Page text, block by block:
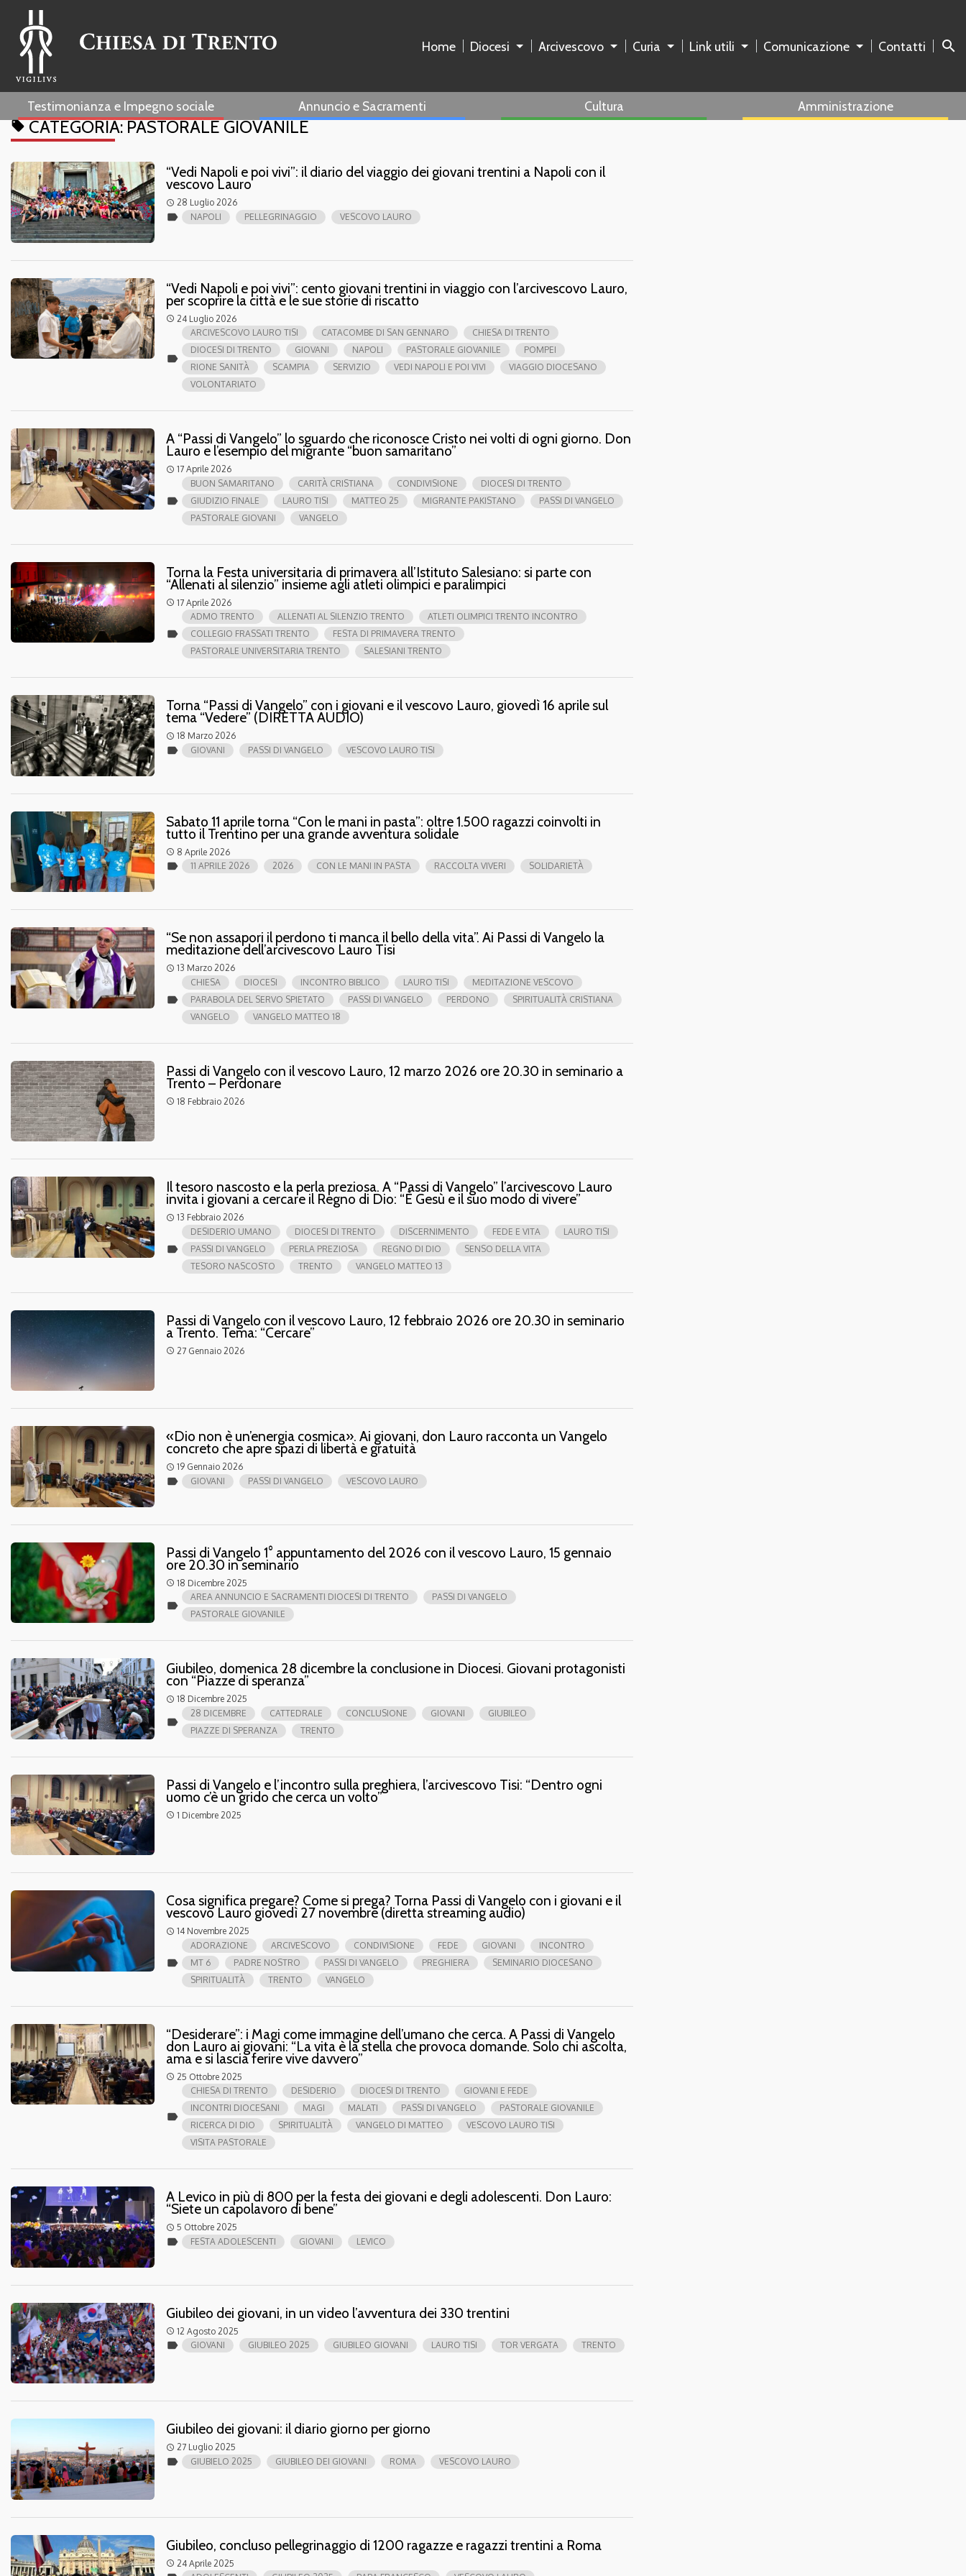
Home Diocesi Arcivescovo Curia Link utili Comunicazione Contatti search
Testimonianza e Impegno sociale Annuncio e Sacramenti Cultura Amministrazione
local_offerCATEGORIA:PASTORALE GIOVANILE
“Vedi Napoli e poi vivi”: il diario del viaggio dei giovani trentini a Napoli con il
vescovo Lauro
access_time 28 Luglio 2026
label NAPOLI PELLEGRINAGGIO VESCOVO LAURO
“Vedi Napoli e poi vivi”: cento giovani trentini in viaggio con l’arcivescovo Lauro,
per scoprire la città e le sue storie di riscatto
access_time 24 Luglio 2026
label
ARCIVESCOVO LAURO TISI CATACOMBE DI SAN GENNARO
CHIESA DI TRENTO
DIOCESI DI TRENTO
GIOVANI NAPOLI PASTORALE GIOVANILE
POMPEI
RIONE SANITÀ
SCAMPIA SERVIZIO VEDI NAPOLI E POI VIVI
VIAGGIO DIOCESANO
VOLONTARIATO
A “Passi di Vangelo” lo sguardo che riconosce Cristo nei volti di ogni giorno. Don
Lauro e l’esempio del migrante “buon samaritano”
access_time 17 Aprile 2026
label
BUON SAMARITANO CARITÀ CRISTIANA CONDIVISIONE
DIOCESI DI TRENTO
GIUDIZIO FINALE
LAURO TISI MATTEO 25 MIGRANTE PAKISTANO
PASSI DI VANGELO
PASTORALE GIOVANI
VANGELO
Torna la Festa universitaria di primavera all’Istituto Salesiano: si parte con
“Allenati al silenzio” insieme agli atleti olimpici e paralimpici
access_time 17 Aprile 2026
label
ADMO TRENTO ALLENATI AL SILENZIO TRENTO
ATLETI OLIMPICI TRENTO INCONTRO
COLLEGIO FRASSATI TRENTO
FESTA DI PRIMAVERA TRENTO
PASTORALE UNIVERSITARIA TRENTO
SALESIANI TRENTO
Torna “Passi di Vangelo” con i giovani e il vescovo Lauro, giovedì 16 aprile sul
tema “Vedere” (DIRETTA AUDIO)
access_time 18 Marzo 2026
label GIOVANI PASSI DI VANGELO VESCOVO LAURO TISI
Sabato 11 aprile torna “Con le mani in pasta”: oltre 1.500 ragazzi coinvolti in
tutto il Trentino per una grande avventura solidale
access_time 8 Aprile 2026
label 11 APRILE 2026 2026 CON LE MANI IN PASTA RACCOLTA VIVERI SOLIDARIETÀ
“Se non assapori il perdono ti manca il bello della vita”. Ai Passi di Vangelo la
meditazione dell’arcivescovo Lauro Tisi
access_time 13 Marzo 2026
label
CHIESA DIOCESI INCONTRO BIBLICO LAURO TISI
MEDITAZIONE VESCOVO
PARABOLA DEL SERVO SPIETATO
PASSI DI VANGELO PERDONO
SPIRITUALITÀ CRISTIANA
VANGELO
VANGELO MATTEO 18
Passi di Vangelo con il vescovo Lauro, 12 marzo 2026 ore 20.30 in seminario a
Trento – Perdonare
access_time 18 Febbraio 2026
Il tesoro nascosto e la perla preziosa. A “Passi di Vangelo” l’arcivescovo Lauro
invita i giovani a cercare il Regno di Dio: “È Gesù e il suo modo di vivere”
access_time 13 Febbraio 2026
label
DESIDERIO UMANO DIOCESI DI TRENTO DISCERNIMENTO FEDE E VITA
LAURO TISI
PASSI DI VANGELO
PERLA PREZIOSA REGNO DI DIO
SENSO DELLA VITA
TESORO NASCOSTO
TRENTO VANGELO MATTEO 13
Passi di Vangelo con il vescovo Lauro, 12 febbraio 2026 ore 20.30 in seminario
a Trento. Tema: “Cercare”
access_time 27 Gennaio 2026
«Dio non è un’energia cosmica». Ai giovani, don Lauro racconta un Vangelo
concreto che apre spazi di libertà e gratuità
access_time 19 Gennaio 2026
label GIOVANI PASSI DI VANGELO VESCOVO LAURO
Passi di Vangelo 1° appuntamento del 2026 con il vescovo Lauro, 15 gennaio
ore 20.30 in seminario
access_time 18 Dicembre 2025
label
AREA ANNUNCIO E SACRAMENTI DIOCESI DI TRENTO
PASSI DI VANGELO
PASTORALE GIOVANILE
Giubileo, domenica 28 dicembre la conclusione in Diocesi. Giovani protagonisti
con “Piazze di speranza”
access_time 18 Dicembre 2025
label
28 DICEMBRE CATTEDRALE CONCLUSIONE GIOVANI
GIUBILEO
PIAZZE DI SPERANZA
TRENTO
Passi di Vangelo e l’incontro sulla preghiera, l’arcivescovo Tisi: “Dentro ogni
uomo c’è un grido che cerca un volto”
access_time 1 Dicembre 2025
Cosa significa pregare? Come si prega? Torna Passi di Vangelo con i giovani e il
vescovo Lauro giovedì 27 novembre (diretta streaming audio)
access_time 14 Novembre 2025
label
ADORAZIONE ARCIVESCOVO CONDIVISIONE FEDE GIOVANI
INCONTRO
MT 6
PADRE NOSTRO PASSI DI VANGELO PREGHIERA
SEMINARIO DIOCESANO
SPIRITUALITÀ
TRENTO VANGELO
“Desiderare”: i Magi come immagine dell’umano che cerca. A Passi di Vangelo
don Lauro ai giovani: “La vita è la stella che provoca domande. Solo chi ascolta,
ama e si lascia ferire vive davvero”
access_time 25 Ottobre 2025
label
CHIESA DI TRENTO DESIDERIO DIOCESI DI TRENTO
GIOVANI E FEDE
INCONTRI DIOCESANI
MAGI MALATI PASSI DI VANGELO
PASTORALE GIOVANILE
RICERCA DI DIO
SPIRITUALITÀ VANGELO DI MATTEO
VESCOVO LAURO TISI
VISITA PASTORALE
A Levico in più di 800 per la festa dei giovani e degli adolescenti. Don Lauro:
“Siete un capolavoro di bene”
access_time 5 Ottobre 2025
label FESTA ADOLESCENTI GIOVANI LEVICO
Giubileo dei giovani, in un video l’avventura dei 330 trentini
access_time 12 Agosto 2025
label GIOVANI GIUBILEO 2025 GIUBILEO GIOVANI LAURO TISI TOR VERGATA TRENTO
Giubileo dei giovani: il diario giorno per giorno
access_time 27 Luglio 2025
label GIUBIELO 2025 GIUBILEO DEI GIOVANI ROMA VESCOVO LAURO
Giubileo, concluso pellegrinaggio di 1200 ragazze e ragazzi trentini a Roma
access_time 24 Aprile 2025